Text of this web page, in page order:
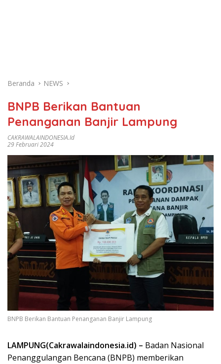
Beranda NEWS
BNPB Berikan Bantuan
Penanganan Banjir Lampung
CAKRAWALAINDONESIA.id
29 Februari 2024
BNPB Berikan Bantuan Penanganan Banjir Lampung
LAMPUNG(Cakrawalaindonesia.id) – Badan Nasional
Penanggulangan Bencana (BNPB) memberikan